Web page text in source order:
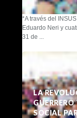
*A través del
Eduardo Neri y
31 de ...
LA
SOCIAL